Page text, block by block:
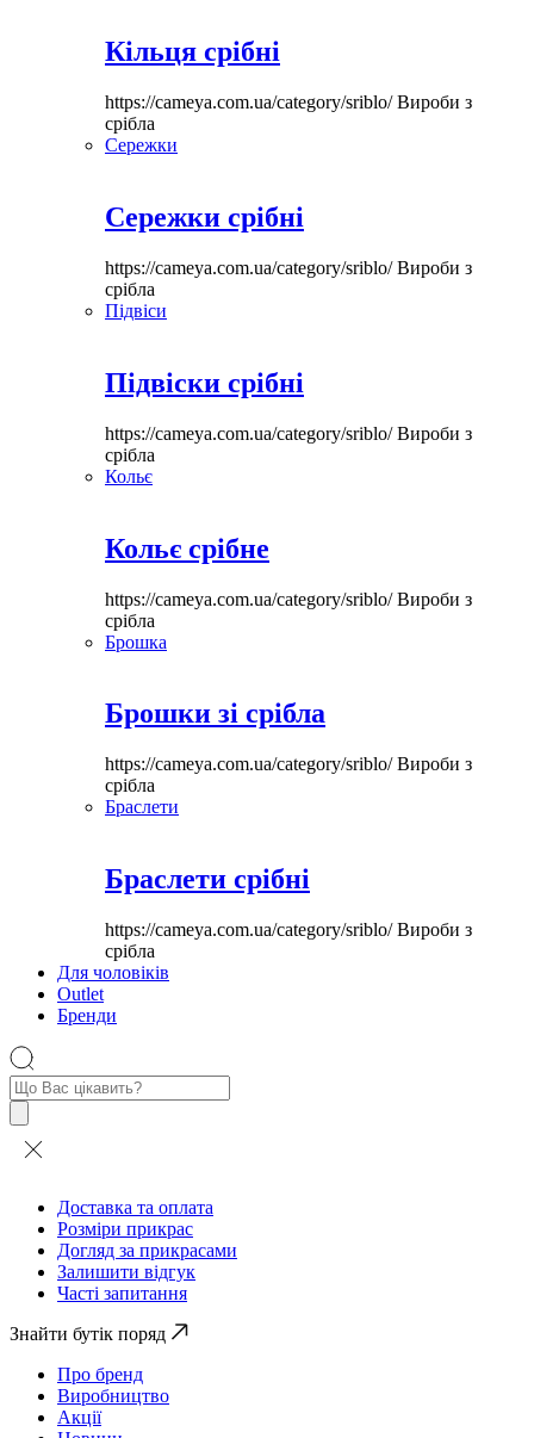
Кільця срібні
https://cameya.com.ua/category/sriblo/Вироби з
срібла
Сережки
Сережки срібні
https://cameya.com.ua/category/sriblo/Вироби з
срібла
Підвіси
Підвіски срібні
https://cameya.com.ua/category/sriblo/Вироби з
срібла
Кольє
Кольє срібне
https://cameya.com.ua/category/sriblo/Вироби з
срібла
Брошка
Брошки зі срібла
https://cameya.com.ua/category/sriblo/Вироби з
срібла
Браслети
Браслети срібні
https://cameya.com.ua/category/sriblo/Вироби з
срібла
Для чоловіків
Outlet
Бренди
Пошук
товарів
Доставка та оплата
Розміри прикрас
Догляд за прикрасами
Залишити відгук
Часті запитання
Знайти бутік поряд
Про бренд
Виробництво
Акції